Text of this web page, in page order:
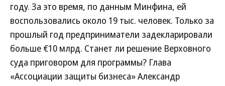
году. За это время, по данным Минфина, ей
воспользовались около 19 тыс. человек. Только за
прошлый год предприниматели задекларировали
больше €10 млрд. Станет ли решение Верховного
суда приговором для программы? Глава
«Ассоциации защиты бизнеса» Александр